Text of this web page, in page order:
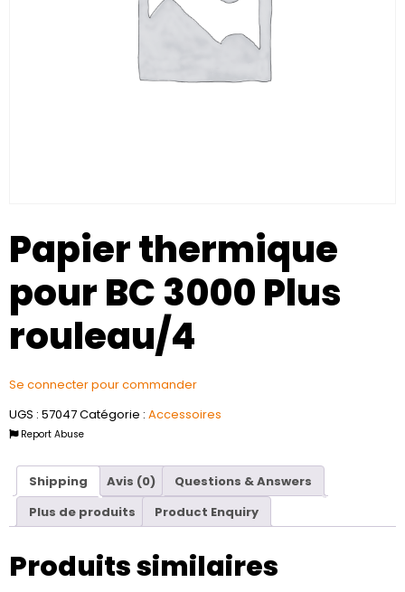
Papier thermique
pour BC 3000 Plus
rouleau/4
Se connecter pour commander
UGS : 57047Catégorie : Accessoires
Report Abuse
Shipping Avis (0)
Questions & Answers
Plus de produits
Product Enquiry
Produits similaires